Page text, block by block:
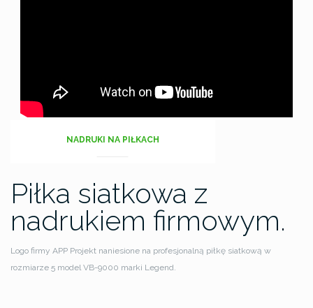
NADRUKI NA PIŁKACH
Piłka siatkowa z
nadrukiem firmowym.
Logo firmy APP Projekt naniesione na profesjonalną piłkę siatkową w
rozmiarze 5 model VB-9000 marki Legend.